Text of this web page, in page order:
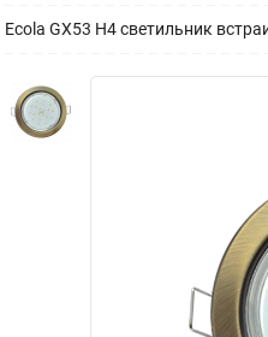
Ecola GX53 H4 светильник